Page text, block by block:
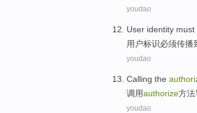
youdao
User identity must
用户标识必须传播
youdao
Calling the
调用authorize方法
youdao